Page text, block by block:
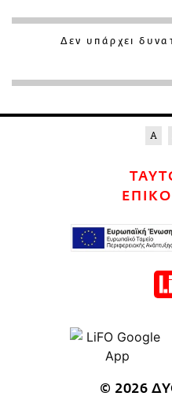
Δεν υπάρχει
© 2026